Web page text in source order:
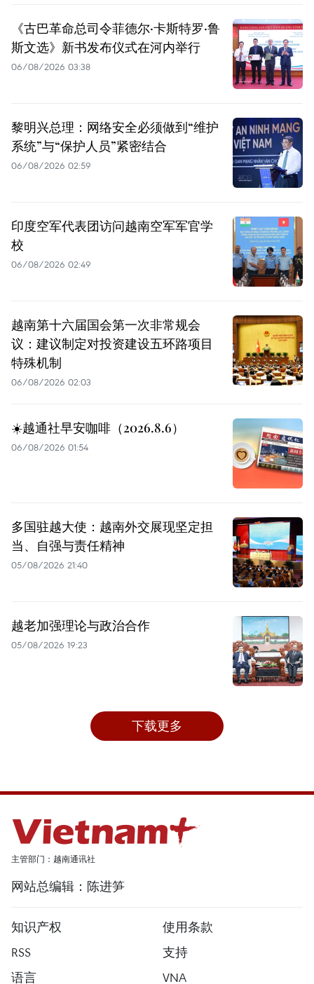
《古巴革命总司令菲德尔·卡斯特罗·鲁
斯文选》新书发布仪式在河内举行
06/08/2026 03:38
黎明兴总理：网络安全必须做到“维护
系统”与“保护人员”紧密结合
06/08/2026 02:59
印度空军代表团访问越南空军军官学
校
06/08/2026 02:49
越南第十六届国会第一次非常规会
议：建议制定对投资建设五环路项目
特殊机制
06/08/2026 02:03
☀️越通社早安咖啡（2026.8.6）
06/08/2026 01:54
多国驻越大使：越南外交展现坚定担
当、自强与责任精神
05/08/2026 21:40
越老加强理论与政治合作
05/08/2026 19:23
下载更多
主管部门：越南通讯社
网站总编辑：陈进笋
知识产权
使用条款
RSS
支持
语言
VNA